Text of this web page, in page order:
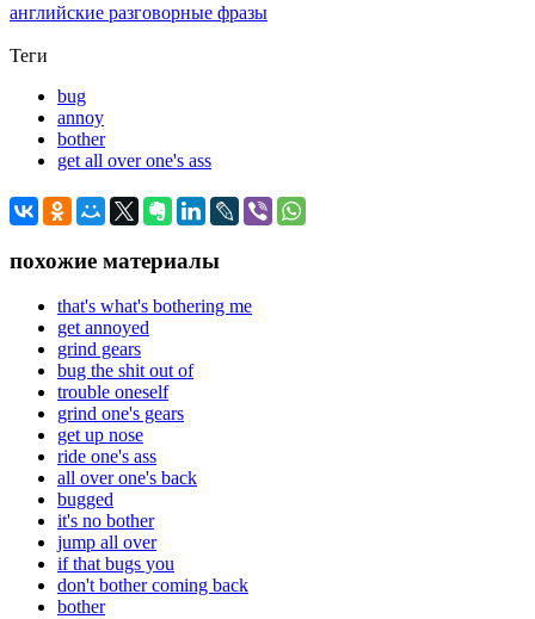
английские разговорные фразы
Теги
bug
annoy
bother
get all over one's ass
похожие материалы
that's what's bothering me
get annoyed
grind gears
bug the shit out of
trouble oneself
grind one's gears
get up nose
ride one's ass
all over one's back
bugged
it's no bother
jump all over
if that bugs you
don't bother coming back
bother